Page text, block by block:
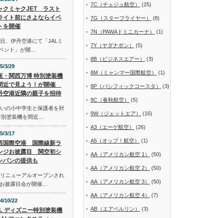
クミャクJET ラスト
イト前にさよならイベ
を開催
、伊丹空港にて「JALミ
ント」が開…
3/29
・関西万博 特別塗装機
近で見よう！が開催
空港近隣の親子を招待
の小中学生と保護者を対
塗装機を間近…
3/17
国際空港 国際線新ラ
ジお披露目 関空初シ
パンの提供も
ニューアルオープンされ
披露目会が開催…
10/22
ディズニー特別塗装機
7C（チェジュ航空） (25)
7G（スターフライヤー） (8)
7N（PAWAドミニカーナ） (1)
7Y（ヤダナポン） (5)
8B（ビジネスエアー） (3)
8M（ミャンマー国際航空） (1)
8P（パシフィックコースタ） (3)
9C（春秋航空） (5)
9W（ジェットエア） (16)
A3（エーゲ航空） (26)
A5（オップ！航空） (1)
AA（アメリカン航空 1） (50)
AA（アメリカン航空 2） (50)
AA（アメリカン航空 3） (50)
AA（アメリカン航空 4） (7)
AB（エアベルリン） (3)